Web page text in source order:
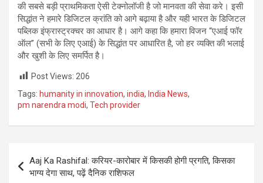
की सबसे बड़ी प्राथमिकता ऐसी टेक्नोलॉजी है जो मानवता की सेवा करे। इसी
सिद्धांत ने हमारे डिजिटल क्रांति को आगे बढ़ाया है और यही भारत के डिजिटल
पब्लिक इंफ्रास्ट्रक्चर का आधार है। आगे कहा कि हमारा विजन “एआई फॉर
ऑल” (सभी के लिए एआई) के सिद्धांत पर आधारित है, जो हर व्यक्ति की भलाई
और खुशी के लिए समर्पित है।
Post Views: 206
Tags: humanity in innovation, india, India News,
pm narendra modi, Tech provider
navigation
Aaj Ka Rashifal: करियर-कारोबार में किसकी होगी प्रगति, किसका
भाग्य देगा साथ, पढ़ें दैनिक राशिफल